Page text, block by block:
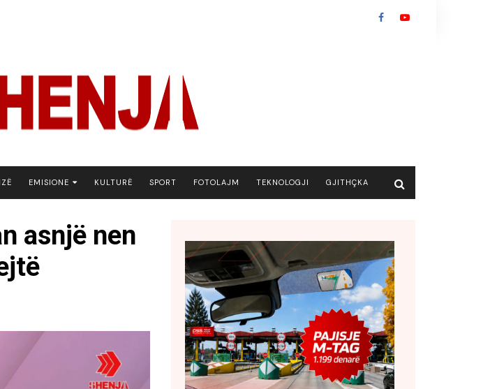
EMISIONE
BOTA NE FOKUS
EKONOMIKS
INTERVISTA EMISION
KULTURË SPORT FOTOLAJM TEKNOLOGJI GJITHÇKA
asnjë nen